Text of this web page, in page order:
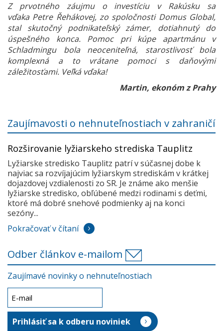
Z prvotného záujmu o investíciu v Rakúsku sa
vďaka Petre Řehákovej, zo spoločnosti Domus Global,
stal skutočný podnikateľský zámer, dotiahnutý do
úspešného konca. Pomoc pri kúpe apartmánu v
Schladmingu bola neoceniteľná, starostlivosť bola
komplexná a to vrátane pomoci s daňovými
záležitosťami. Veľká vďaka!
Martin, ekonóm z Prahy
Zaujímavosti o nehnuteľnostiach v zahraničí
Rozširovanie lyžiarskeho strediska Tauplitz
Lyžiarske stredisko Tauplitz patrí v súčasnej dobe k
najviac sa rozvíjajúcim lyžiarskym strediskám v krátkej
dojazdovej vzdialenosti zo SR. Je známe ako menšie
lyžiarske stredisko, obľúbené medzi rodinami s deťmi,
ktoré má dobré snehové podmienky aj na konci
sezóny...
Pokračovať v čítaní
Odber článkov e-mailom
Zaujímavé novinky o nehnuteľnostiach